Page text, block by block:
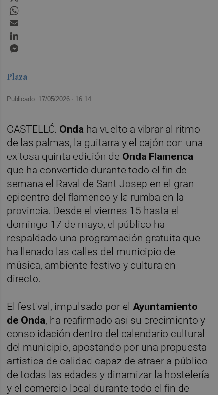
Plaza
Publicado: 17/05/2026 · 16:14
CASTELLÓ. Onda ha vuelto a vibrar al ritmo
de las palmas, la guitarra y el cajón con una
exitosa quinta edición de Onda Flamenca
que ha convertido durante todo el fin de
semana el Raval de Sant Josep en el gran
epicentro del flamenco y la rumba en la
provincia. Desde el viernes 15 hasta el
domingo 17 de mayo, el público ha
respaldado una programación gratuita que
ha llenado las calles del municipio de
música, ambiente festivo y cultura en
directo.
El festival, impulsado por elAyuntamiento
de Onda, ha reafirmado así su crecimiento y
consolidación dentro del calendario cultural
del municipio, apostando por una propuesta
artística de calidad capaz de atraer a público
de todas las edades y dinamizar la hostelería
y el comercio local durante todo el fin de